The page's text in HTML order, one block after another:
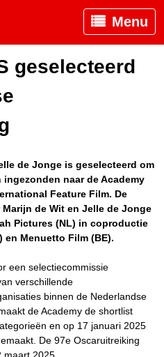
Menu
geselecteerd
de Jonge is geselecteerd om
naar de Academy
Feature Film. De
de Wit en Jelle de Jonge
Pictures (NL) in coproductie
en Menuetto Film (BE).
een selectiecommissie
verschillende
binnen de Nederlandse
de Academy de shortlist
en op 17 januari 2025
De 97e Oscaruitreiking